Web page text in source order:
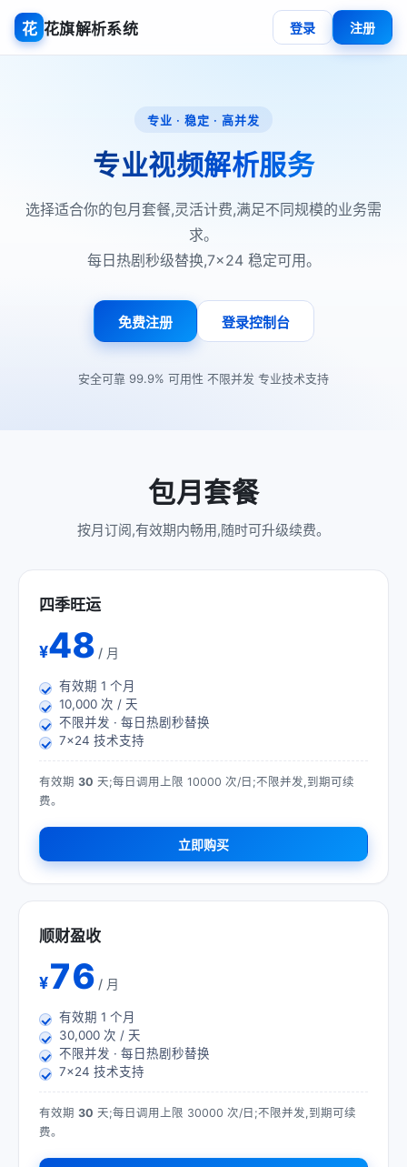
花 花旗解析系统 登录 注册
专业 · 稳定 · 高并发
专业视频解析服务
选择适合你的包月套餐,灵活计费,满足不同规模的业务需
求。
每日热剧秒级替换,7×24 稳定可用。
免费注册 登录控制台
安全可靠 99.9% 可用性 不限并发 专业技术支持
包月套餐
按月订阅,有效期内畅用,随时可升级续费。
四季旺运
¥48 / 月
有效期 1 个月
10,000 次 / 天
不限并发 · 每日热剧秒替换
7×24 技术支持
有效期 30 天;每日调用上限 10000 次/日;不限并发,到期可续
费。
立即购买
顺财盈收
¥76 / 月
有效期 1 个月
30,000 次 / 天
不限并发 · 每日热剧秒替换
7×24 技术支持
有效期 30 天;每日调用上限 30000 次/日;不限并发,到期可续
费。